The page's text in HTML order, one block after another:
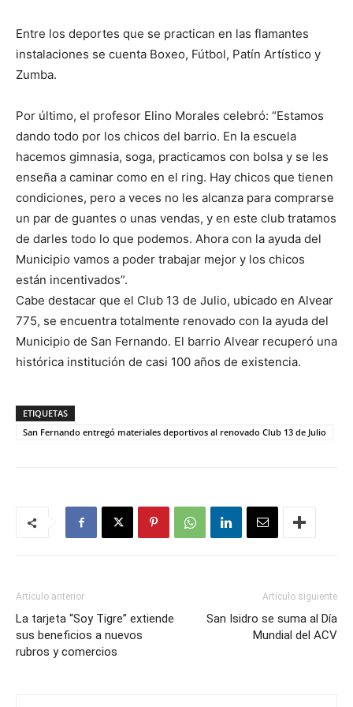
Entre los deportes que se practican en las flamantes
instalaciones se cuenta Boxeo, Fútbol, Patín Artístico y
Zumba.
Por último, el profesor Elino Morales celebró: “Estamos
dando todo por los chicos del barrio. En la escuela
hacemos gimnasia, soga, practicamos con bolsa y se les
enseña a caminar como en el ring. Hay chicos que tienen
condiciones, pero a veces no les alcanza para comprarse
un par de guantes o unas vendas, y en este club tratamos
de darles todo lo que podemos. Ahora con la ayuda del
Municipio vamos a poder trabajar mejor y los chicos
están incentivados”.
Cabe destacar que el Club 13 de Julio, ubicado en Alvear
775, se encuentra totalmente renovado con la ayuda del
Municipio de San Fernando. El barrio Alvear recuperó una
histórica institución de casi 100 años de existencia.
ETIQUETAS
San Fernando entregó materiales deportivos al renovado Club 13 de Julio
Artículo anterior
La tarjeta “Soy Tigre” extiende
sus beneficios a nuevos
rubros y comercios
Artículo siguiente
San Isidro se suma al Día
Mundial del ACV